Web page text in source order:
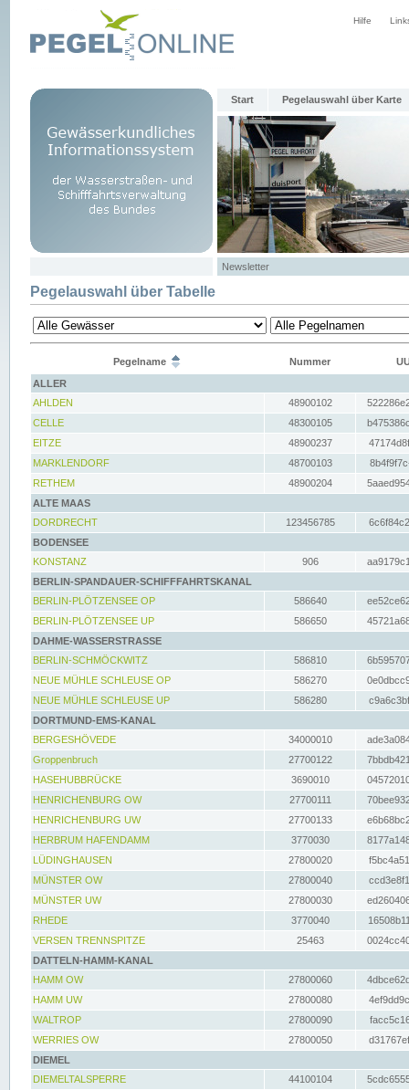
Hilfe
Start Pegelauswahl über Karte
Newsletter
Pegelauswahl über Tabelle
Pegelname Nummer
ALLER
AHLDEN
48900102
CELLE
48300105
EITZE
48900237
MARKLENDORF
48700103
RETHEM
48900204
ALTE MAAS
DORDRECHT
123456785
BODENSEE
KONSTANZ
906
BERLIN-SPANDAUER-SCHIFFFAHRTSKANAL
BERLIN-PLÖTZENSEE OP
586640
BERLIN-PLÖTZENSEE UP
586650
DAHME-WASSERSTRASSE
BERLIN-SCHMÖCKWITZ
586810
NEUE MÜHLE SCHLEUSE OP
586270
NEUE MÜHLE SCHLEUSE UP
586280
DORTMUND-EMS-KANAL
BERGESHÖVEDE
34000010
Groppenbruch
27700122
HASEHUBBRÜCKE
3690010
HENRICHENBURG OW
27700111
HENRICHENBURG UW
27700133
HERBRUM HAFENDAMM
3770030
LÜDINGHAUSEN
27800020
MÜNSTER OW
27800040
MÜNSTER UW
27800030
RHEDE
3770040
VERSEN TRENNSPITZE
25463
DATTELN-HAMM-KANAL
HAMM OW
27800060
HAMM UW
27800080
WALTROP
27800090
WERRIES OW
27800050
DIEMEL
DIEMELTALSPERRE
44100104